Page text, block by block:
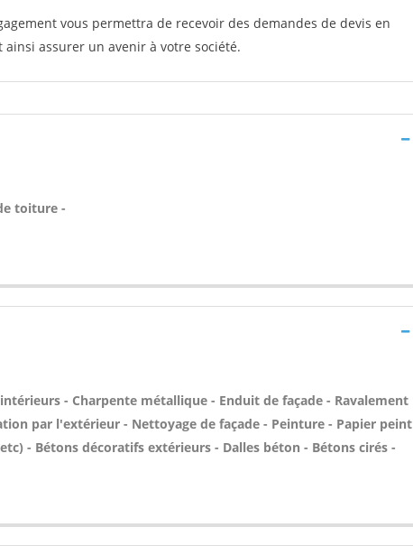
vous permettra de recevoir des demandes de devis en
assurer un avenir à votre société.
toiture -
- Charpente métallique - Enduit de façade - Ravalement
par l'extérieur - Nettoyage de façade - Peinture - Papier peint
- Bétons décoratifs extérieurs - Dalles béton - Bétons cirés -